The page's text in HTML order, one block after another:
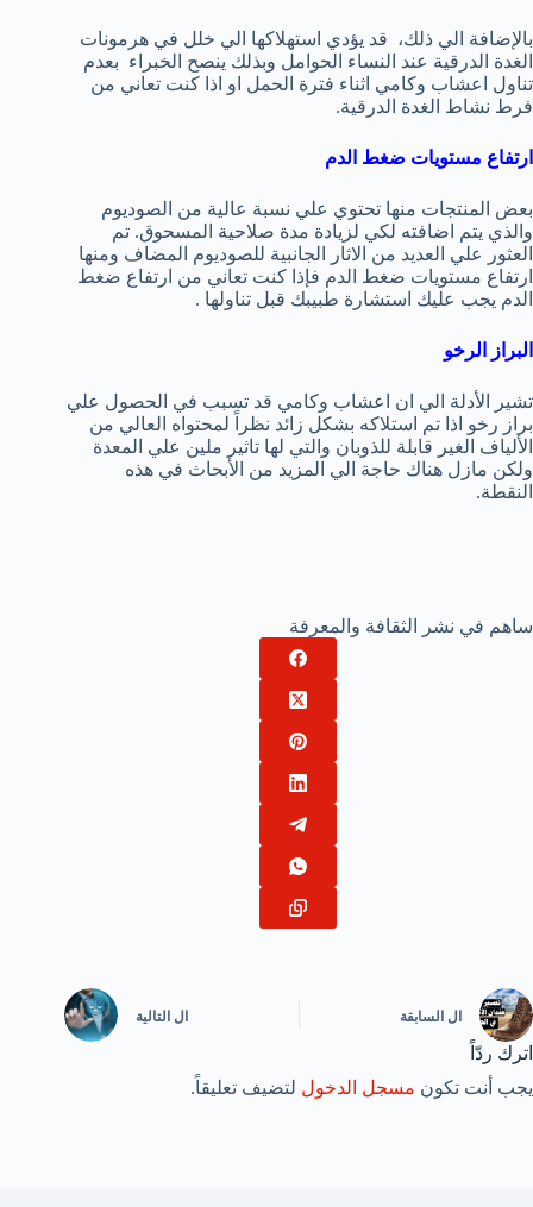
بالإضافة الي ذلك، قد يؤدي استهلاكها الي خلل في هرمونات
الغدة الدرقية عند النساء الحوامل وبذلك ينصح الخبراء بعدم
تناول اعشاب وكامي اثناء فترة الحمل او اذا كنت تعاني من
فرط نشاط الغدة الدرقية.
ارتفاع مستويات ضغط الدم
بعض المنتجات منها تحتوي علي نسبة عالية من الصوديوم
والذي يتم اضافته لكي لزيادة مدة صلاحية المسحوق. تم
العثور علي العديد من الاثار الجانبية للصوديوم المضاف ومنها
ارتفاع مستويات ضغط الدم فإذا كنت تعاني من ارتفاع ضغط
الدم يجب عليك استشارة طبيبك قبل تناولها .
البراز الرخو
تشير الأدلة الي ان اعشاب وكامي قد تسبب في الحصول علي
براز رخو اذا تم استلاكه بشكل زائد نظراً لمحتواه العالي من
الألياف الغير قابلة للذوبان والتي لها تاثير ملين علي المعدة
ولكن مازل هناك حاجة الي المزيد من الأبحاث في هذه
النقطة.
ساهم في نشر الثقافة والمعرفة
ال السابقة ال التالية
اترك ردّاً
يجب أنت تكون مسجل الدخول لتضيف تعليقاً.